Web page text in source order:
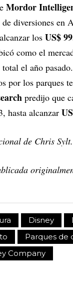
Mordor
de diversiones en
los US$
como el
el año
por los parques
predijo que
hasta alcanzar
de Chris Sylt.
Disney
Parques de
Company